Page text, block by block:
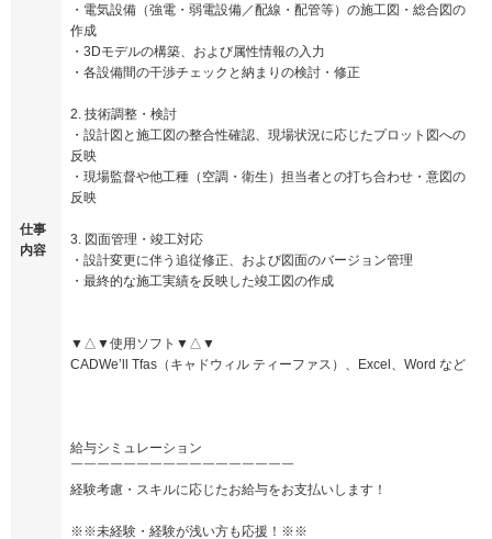
仕事
内容
・電気設備（強電・弱電設備／配線・配管等）の施工図・総合図の
作成
・3Dモデルの構築、および属性情報の入力
・各設備間の干渉チェックと納まりの検討・修正
2. 技術調整・検討
・設計図と施工図の整合性確認、現場状況に応じたプロット図への
反映
・現場監督や他工種（空調・衛生）担当者との打ち合わせ・意図の
反映
3. 図面管理・竣工対応
・設計変更に伴う追従修正、および図面のバージョン管理
・最終的な施工実績を反映した竣工図の作成
▼△▼使用ソフト▼△▼
CADWe’ll Tfas（キャドウィル ティーファス）、Excel、Word など
給与シミュレーション
￣￣￣￣￣￣￣￣￣￣￣￣￣￣￣￣￣
経験考慮・スキルに応じたお給与をお支払いします！
※※未経験・経験が浅い方も応援！※※